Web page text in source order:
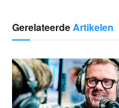
Gerelateerde Artikelen